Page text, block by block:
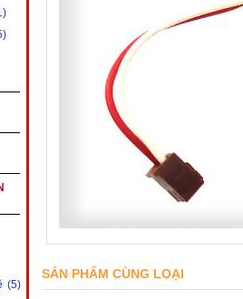
(5)
SẢN PHẨM CÙNG LOẠI